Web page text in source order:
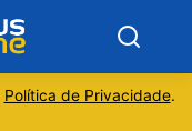
Política de Privacidade.